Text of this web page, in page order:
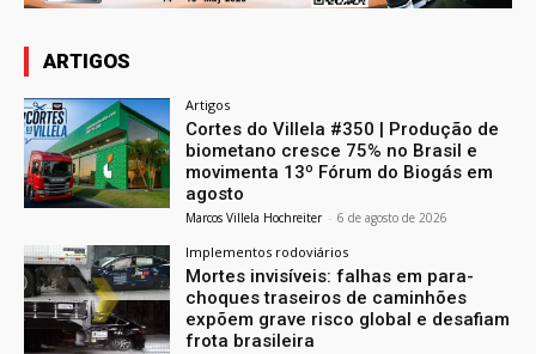
ARTIGOS
Artigos
Cortes do Villela #350 | Produção de
biometano cresce 75% no Brasil e
movimenta 13º Fórum do Biogás em
agosto
Marcos Villela Hochreiter - 6 de agosto de 2026
Implementos rodoviários
Mortes invisíveis: falhas em para-
choques traseiros de caminhões
expõem grave risco global e desafiam
frota brasileira